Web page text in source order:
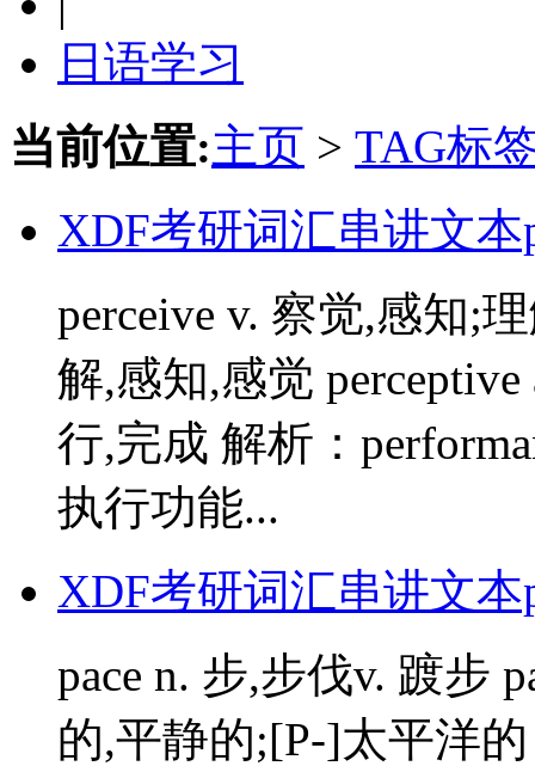
日语学习
当前位置:主页 > TAG标
XDF考研词汇串讲文本
perceive v. 察觉,感知;
解,感知,感觉
行,完成 解析：
执行功能...
XDF考研词汇串讲文本
pace n. 步,步伐v. 踱步
的,平静的;[P-]太平洋